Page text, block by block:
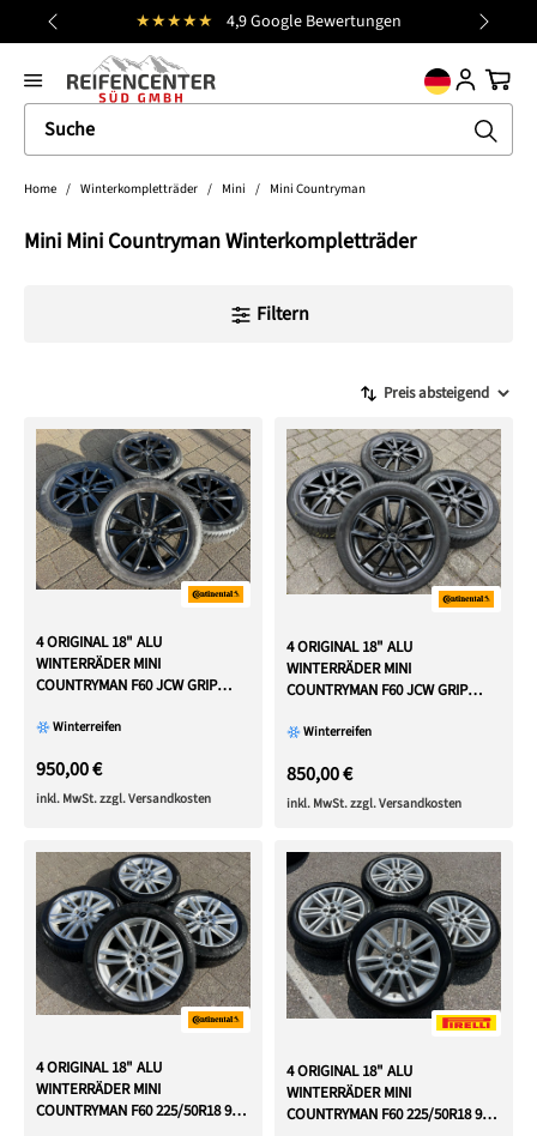
springen ★★★★★ 4,9 Google Bewertungen
general.prev
Home / Winterkompletträder / Mini / Mini Countryman
Mini Mini Countryman Winterkompletträder
Filtern
4 ORIGINAL 18" ALU
WINTERRÄDER MINI
COUNTRYMAN F60 JCW GRIP
Winterreifen
950,00 €
inkl. MwSt. zzgl. Versandkosten
4 ORIGINAL 18" ALU
WINTERRÄDER MINI
COUNTRYMAN F60 JCW GRIP
Winterreifen
850,00 €
inkl. MwSt. zzgl. Versandkosten
4 ORIGINAL 18" ALU
WINTERRÄDER MINI
COUNTRYMAN F60 225/50R18 95H
4 ORIGINAL 18" ALU
WINTERRÄDER MINI
COUNTRYMAN F60 225/50R18 95H